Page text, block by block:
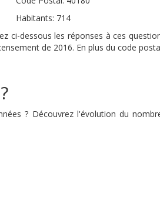
Habitants: 714
ci-dessous les réponses à ces
de 2016. En plus du code
? Découvrez l'évolution du